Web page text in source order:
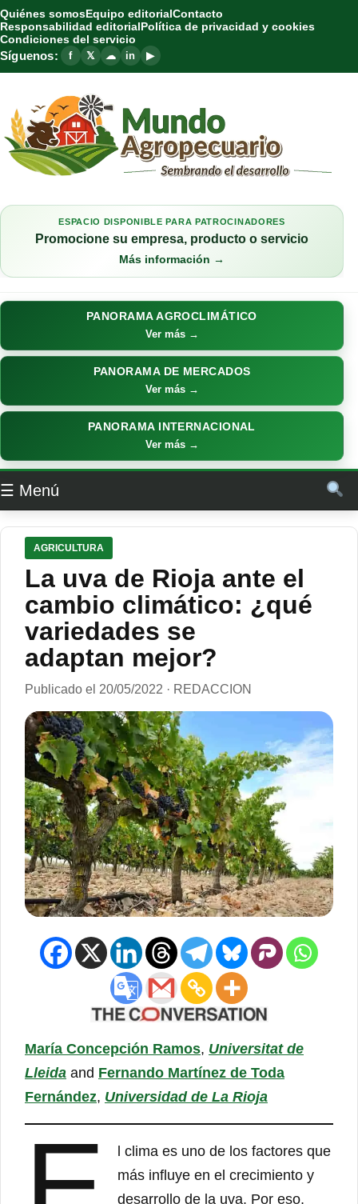
Quiénes somosEquipo editorialContacto
Responsabilidad editorialPolítica de privacidad y cookies
Condiciones del servicio
Síguenos: f 𝕏 ☁ in ▶
ESPACIO DISPONIBLE PARA PATROCINADORES
Promocione su empresa, producto o servicio
Más información →
PANORAMA AGROCLIMÁTICO
Ver más →
PANORAMA DE MERCADOS
Ver más →
PANORAMA INTERNACIONAL
Ver más →
☰ Menú
AGRICULTURA
La uva de Rioja ante el
cambio climático: ¿qué
variedades se
adaptan mejor?
Publicado el 20/05/2022 · REDACCION
María Concepción Ramos, Universitat de
Lleida and Fernando Martínez de Toda
Fernández, Universidad de La Rioja
l clima es uno de los factores que
más influye en el crecimiento y
desarrollo de la uva. Por eso,